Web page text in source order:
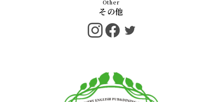
その他